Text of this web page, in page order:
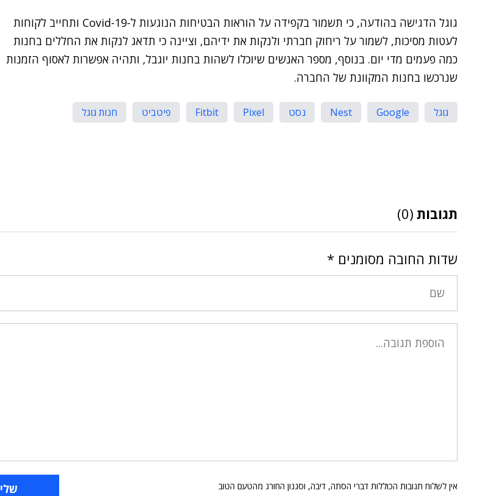
גוגל הדגישה בהודעה, כי תשמור בקפידה על הוראות הבטיחות הנוגעות ל-Covid-19 ותחייב לקוחות
לעטות מסיכות, לשמור על ריחוק חברתי ולנקות את ידיהם, וציינה כי תדאג לנקות את החללים בחנות
כמה פעמים מדי יום. בנוסף, מספר האנשים שיוכלו לשהות בחנות יוגבל, ותהיה אפשרות לאסוף הזמנות
שנרכשו בחנות המקוונת של החברה.
גוגל Google
Nest נסט Pixel
Fitbit פיטביט חנות גוגל
תגובות (0)
שדות החובה מסומנים *
אין לשלוח תגובות הכוללות דברי הסתה, דיבה, וסגנון החורג מהטעם הטוב